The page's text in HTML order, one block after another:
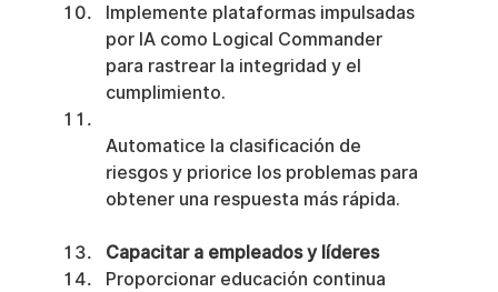
Implemente plataformas impulsadas
por IA como Logical Commander
para rastrear la integridad y el
cumplimiento.
Automatice la clasificación de
riesgos y priorice los problemas para
obtener una respuesta más rápida.
Capacitar a empleados y líderes
Proporcionar educación continua